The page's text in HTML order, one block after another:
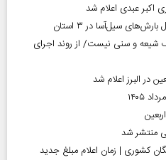
اکبر عبدی اعلام شد
شیعه و سنی نیست/ از روند اجرای
در البرز اعلام شد
منتشر شد
کشوری | زمان اعلام مبلغ جدید